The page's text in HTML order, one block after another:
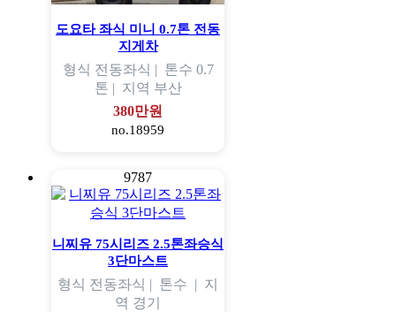
도요타 좌식 미니 0.7톤 전동
지게차
형식 전동좌식 | 톤수 0.7
톤 | 지역 부산
380만원
no.18959
9787
니찌유 75시리즈 2.5톤좌승식
3단마스트
형식 전동좌식 | 톤수 | 지
역 경기